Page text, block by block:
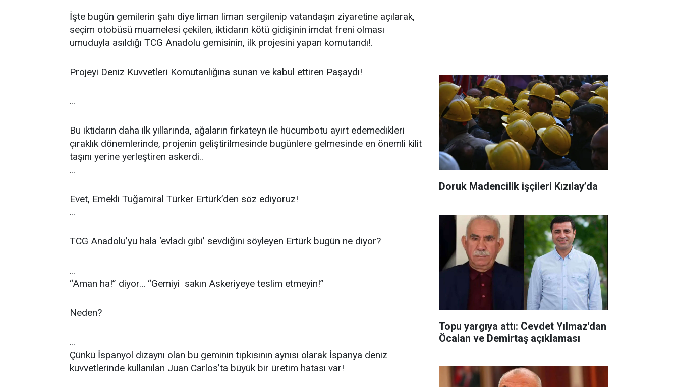
İşte bugün gemilerin şahı diye liman liman sergilenip vatandaşın ziyaretine açılarak,
seçim otobüsü muamelesi çekilen, iktidarın kötü gidişinin imdat freni olması
umuduyla asıldığı TCG Anadolu gemisinin, ilk projesini yapan komutandı!.
Projeyi Deniz Kuvvetleri Komutanlığına sunan ve kabul ettiren Paşaydı!
…
Bu iktidarın daha ilk yıllarında, ağaların fırkateyn ile hücumbotu ayırt edemedikleri
çıraklık dönemlerinde, projenin geliştirilmesinde bugünlere gelmesinde en önemli kilit
taşını yerine yerleştiren askerdi..
…
Evet, Emekli Tuğamiral Türker Ertürk’den söz ediyoruz!
…
TCG Anadolu’yu hala ‘evladı gibi’ sevdiğini söyleyen Ertürk bugün ne diyor?
…
“Aman ha!” diyor… “Gemiyi sakın Askeriyeye teslim etmeyin!”
Neden?
…
Çünkü İspanyol dizaynı olan bu geminin tıpkısının aynısı olarak İspanya deniz
kuvvetlerinde kullanılan Juan Carlos’ta büyük bir üretim hatası var!
Doruk Madencilik işçileri Kızılay’da
Topu yargıya attı: Cevdet Yılmaz'dan
Öcalan ve Demirtaş açıklaması